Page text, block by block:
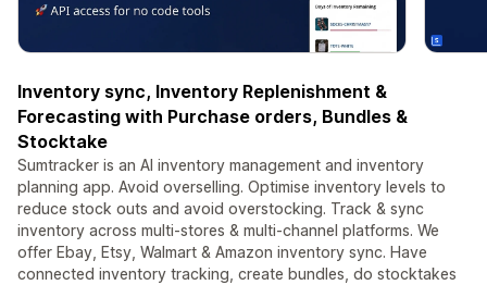
Inventory sync, Inventory Replenishment &
Forecasting with Purchase orders, Bundles &
Stocktake
Sumtracker is an AI inventory management and inventory
planning app. Avoid overselling. Optimise inventory levels to
reduce stock outs and avoid overstocking. Track & sync
inventory across multi-stores & multi-channel platforms. We
offer Ebay, Etsy, Walmart & Amazon inventory sync. Have
connected inventory tracking, create bundles, do stocktakes